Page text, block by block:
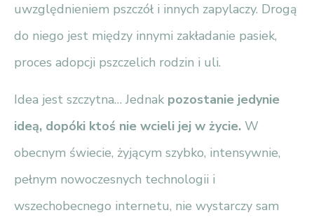
uwzględnieniem pszczół i innych zapylaczy. Drogą
do niego jest między innymi zakładanie pasiek,
proces adopcji pszczelich rodzin i uli.
Idea jest szczytna… Jednak pozostanie jedynie
ideą, dopóki ktoś nie wcieli jej w życie. W
obecnym świecie, żyjącym szybko, intensywnie,
pełnym nowoczesnych technologii i
wszechobecnego internetu, nie wystarczy sam